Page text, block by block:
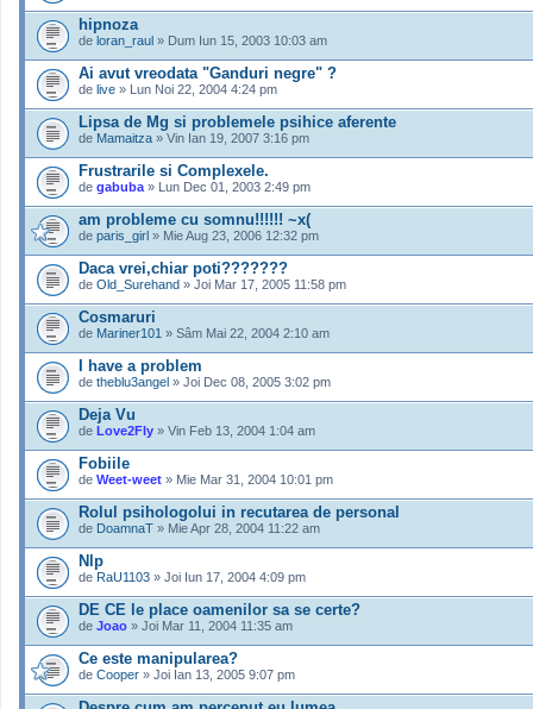
hipnoza
de loran_raul » Dum Iun 15, 2003 10:03 am
Ai avut vreodata "Ganduri negre" ?
de live » Lun Noi 22, 2004 4:24 pm
Lipsa de Mg si problemele psihice aferente
de Mamaitza » Vin Ian 19, 2007 3:16 pm
Frustrarile si Complexele.
de gabuba » Lun Dec 01, 2003 2:49 pm
am probleme cu somnu!!!!!! ~x(
de paris_girl » Mie Aug 23, 2006 12:32 pm
Daca vrei,chiar poti???????
de Old_Surehand » Joi Mar 17, 2005 11:58 pm
Cosmaruri
de Mariner101 » Sâm Mai 22, 2004 2:10 am
I have a problem
de theblu3angel » Joi Dec 08, 2005 3:02 pm
Deja Vu
de Love2Fly » Vin Feb 13, 2004 1:04 am
Fobiile
de Weet-weet » Mie Mar 31, 2004 10:01 pm
Rolul psihologolui in recutarea de personal
de DoamnaT » Mie Apr 28, 2004 11:22 am
Nlp
de RaU1103 » Joi Iun 17, 2004 4:09 pm
DE CE le place oamenilor sa se certe?
de Joao » Joi Mar 11, 2004 11:35 am
Ce este manipularea?
de Cooper » Joi Ian 13, 2005 9:07 pm